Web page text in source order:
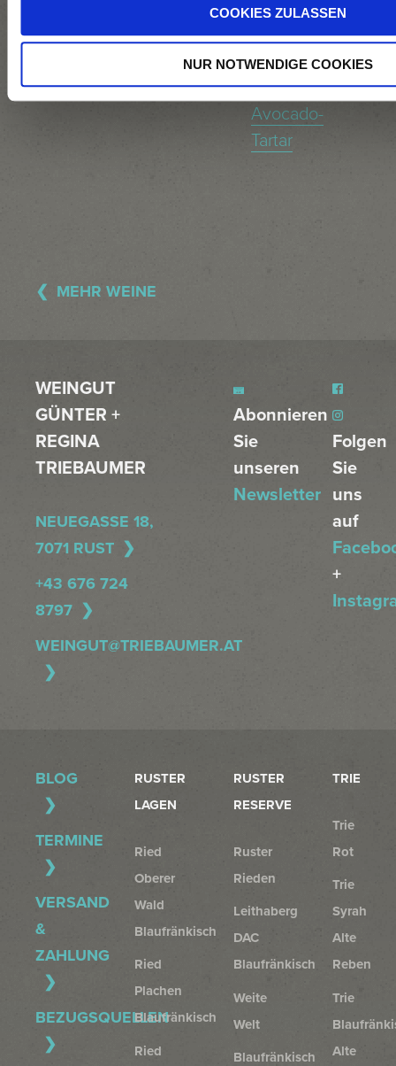
COOKIES ZULASSEN
NUR NOTWENDIGE COOKIES
geschmorten
Balsamico-
Tomaten
Spargel-
Avocado-
Tartar
MEHR WEINE
WEINGUT
GÜNTER +
REGINA
TRIEBAUMER
NEUEGASSE 18,
7071 RUST
+43 676 724
8797
WEINGUT@TRIEBAUMER.AT
Abonnieren
Sie
unseren
Newsletter
Folgen
Sie
uns
auf
+
BLOG
TERMINE
VERSAND
&
ZAHLUNG
BEZUGSQUELLEN
RUSTER
LAGEN
Ried
Oberer
Wald
Blaufränkisch
Ried
Plachen
Blaufränkisch
Ried
RUSTER
RESERVE
Ruster
Rieden
Leithaberg
DAC
Blaufränkisch
Weite
Welt
Blaufränkisch
TRIE
Trie
Rot
Trie
Syrah
Alte
Reben
Trie
Alte